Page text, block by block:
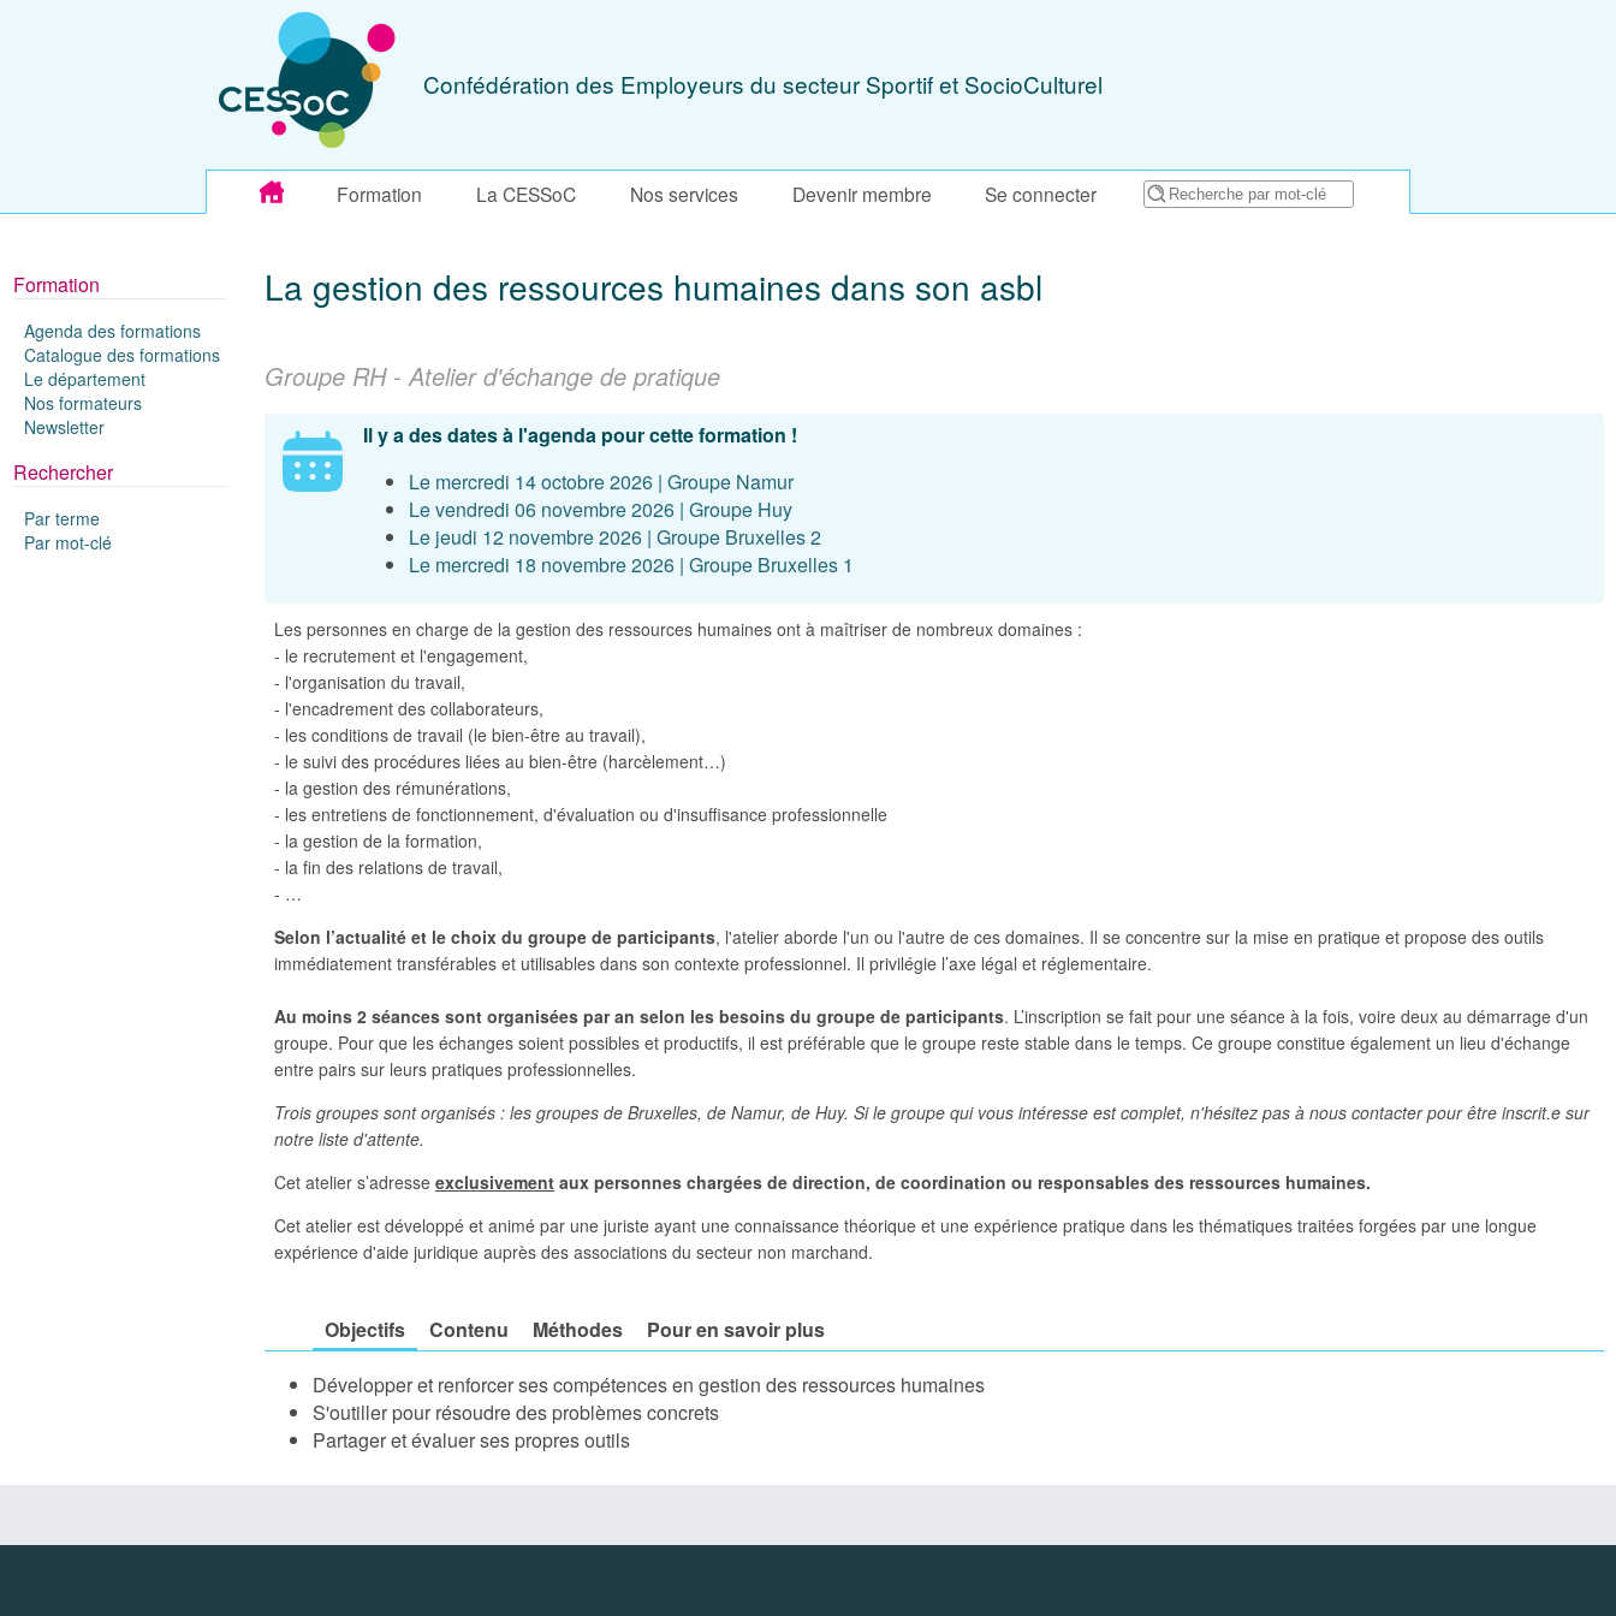
Confédération des Employeurs du secteur Sportif et SocioCulturel
Formation La CESSoC Nos services Devenir membre Se connecter
Formation
Agenda des formations
Catalogue des formations
Le département
Nos formateurs
Newsletter
Rechercher
Par terme
Par mot-clé
La gestion des ressources humaines dans son asbl
Groupe RH - Atelier d'échange de pratique
Il y a des dates à l'agenda pour cette formation !
Le mercredi 14 octobre 2026 | Groupe Namur
Le vendredi 06 novembre 2026 | Groupe Huy
Le jeudi 12 novembre 2026 | Groupe Bruxelles 2
Le mercredi 18 novembre 2026 | Groupe Bruxelles 1
Les personnes en charge de la gestion des ressources humaines ont à maîtriser de nombreux domaines :
- le recrutement et l'engagement,
- l'organisation du travail,
- l'encadrement des collaborateurs,
- les conditions de travail (le bien-être au travail),
- le suivi des procédures liées au bien-être (harcèlement…)
- la gestion des rémunérations,
- les entretiens de fonctionnement, d'évaluation ou d'insuffisance professionnelle
- la gestion de la formation,
- la fin des relations de travail,
- …
Selon l’actualité et le choix du groupe de participants, l'atelier aborde l'un ou l'autre de ces domaines. Il se concentre sur la mise en pratique et propose des outils
immédiatement transférables et utilisables dans son contexte professionnel. Il privilégie l’axe légal et réglementaire.
Au moins 2 séances sont organisées par an selon les besoins du groupe de participants. L’inscription se fait pour une séance à la fois, voire deux au démarrage d'un
groupe. Pour que les échanges soient possibles et productifs, il est préférable que le groupe reste stable dans le temps. Ce groupe constitue également un lieu d'échange
entre pairs sur leurs pratiques professionnelles.
Trois groupes sont organisés : les groupes de Bruxelles, de Namur, de Huy. Si le groupe qui vous intéresse est complet, n'hésitez pas à nous contacter pour être inscrit.e sur
notre liste d'attente.
Cet atelier s’adresse exclusivement aux personnes chargées de direction, de coordination ou responsables des ressources humaines.
Cet atelier est développé et animé par une juriste ayant une connaissance théorique et une expérience pratique dans les thématiques traitées forgées par une longue
expérience d'aide juridique auprès des associations du secteur non marchand.
Objectifs Contenu Méthodes
Pour en savoir plus
Développer et renforcer ses compétences en gestion des ressources humaines
S'outiller pour résoudre des problèmes concrets
Partager et évaluer ses propres outils